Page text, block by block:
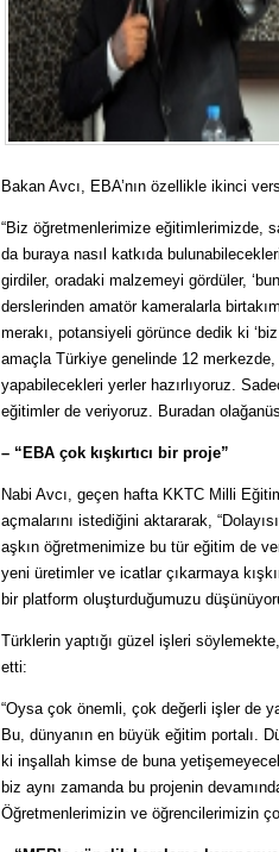
Bakan Avcı, EBA’nın özellikle ikinci
“Biz öğretmenlerimize eğitimlerimizde,
da buraya nasıl katkıda
girdiler, oradaki malzemeyi gördüler,
derslerinden amatör kameralarla
merakı, potansiyeli görünce dedik ki
amaçla Türkiye genelinde 12
yapabilecekleri yerler hazırlıyoruz.
eğitimler de veriyoruz. Buradan
– “EBA çok kışkırtıcı bir proje”
Nabi Avcı, geçen hafta KKTC Milli
açmalarını istediğini aktararak,
aşkın öğretmenimize bu tür eğitim de
yeni üretimler ve icatlar çıkarmaya
bir platform oluşturduğumuzu
Türklerin yaptığı güzel işleri
etti:
“Oysa çok önemli, çok değerli işler de
Bu, dünyanın en büyük eğitim portalı.
ki inşallah kimse de buna
biz aynı zamanda bu projenin
Öğretmenlerimizin ve öğrencilerimizin